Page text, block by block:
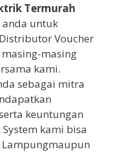
Termurah
anda untuk
Voucher
masing
kami.
sebagai mitra
keuntungan
kami bisa